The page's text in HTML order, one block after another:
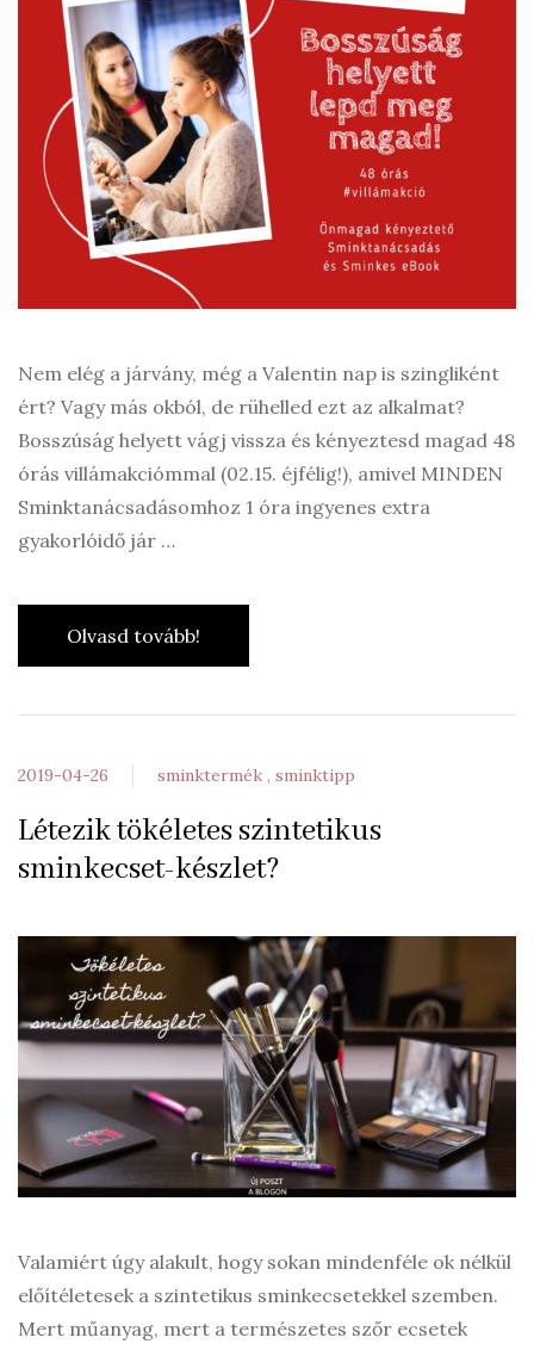
Nem elég a járvány, még a Valentin nap is szingliként
ért? Vagy más okból, de rühelled ezt az alkalmat?
Bosszúság helyett vágj vissza és kényeztesd magad 48
órás villámakciómmal (02.15. éjfélig!), amivel MINDEN
Sminktanácsadásomhoz 1 óra ingyenes extra
gyakorlóidő jár …
Olvasd tovább!
2019-04-26 sminktermék sminktipp
Létezik tökéletes szintetikus
sminkecset-készlet?
Valamiért úgy alakult, hogy sokan mindenféle ok nélkül
előítéletesek a szintetikus sminkecsetekkel szemben.
Mert műanyag, mert a természetes szőr ecsetek